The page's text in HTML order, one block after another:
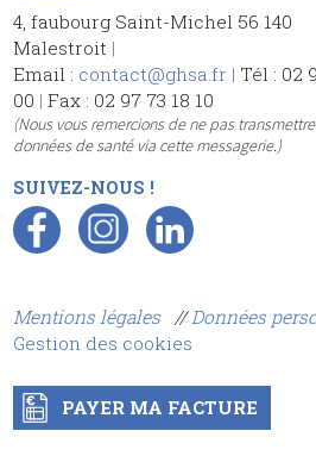
4, faubourg Saint-Michel 56 140
Malestroit |
Email : contact@ghsa.fr | Tél : 02
00 | Fax : 02 97 73 18 10
(Nous vous remercions de ne pas
données de santé via cette messagerie.)
SUIVEZ-NOUS !
Mentions légales //Données
Gestion des cookies
PAYER MA FACTURE